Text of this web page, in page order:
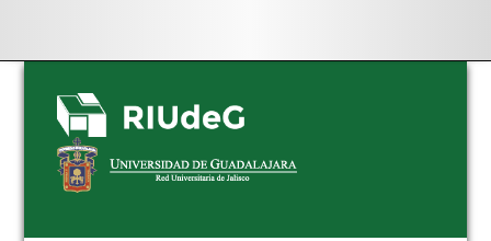
Skip
navigation